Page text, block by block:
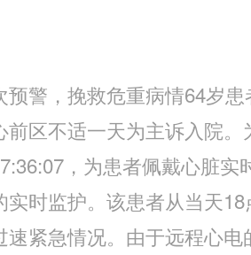
预警，挽救危重病情64岁
前区不适一天为主诉入院
，为患者佩戴心脏实
实时监护。该患者从当天
速紧急情况。由于远程心